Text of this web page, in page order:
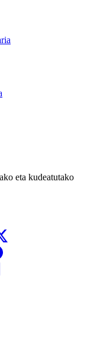
eta kudeatutako